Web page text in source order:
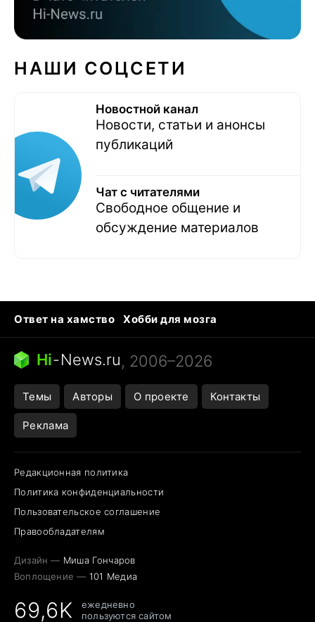
НАШИ СОЦСЕТИ
Новостной канал
Новости, статьи и анонсы
публикаций
Чат с читателями
Свободное общение и
обсуждение материалов
Ответ на хамство
Хобби для мозга
Бензин 100 vs 95
Тунцы в океанариуме
Следующая пандемия
Hi-News.ru, 2006–2026
Темы Авторы О проекте Контакты
Реклама
Редакционная политика
Политика конфиденциальности
Пользовательское соглашение
Правообладателям
Дизайн — Миша Гончаров
Воплощение — 101 Медиа
69,6K
ежедневно
пользуются сайтом